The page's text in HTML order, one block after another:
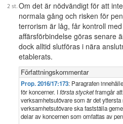
Om det är nödvändigt för att
normala gång och risken för
terrorism är låg, får kontroll
affärsförbindelse göras senare
dock alltid slutföras i nära
etablerats.
Författningskommentar
Prop. 2016/17:173: Paragrafen
för koncerner. Iförsta stycketframgår
verksamhetsutövare som är det
verksamhetsutövare ska fastställa
delar av koncernen som omfattas av